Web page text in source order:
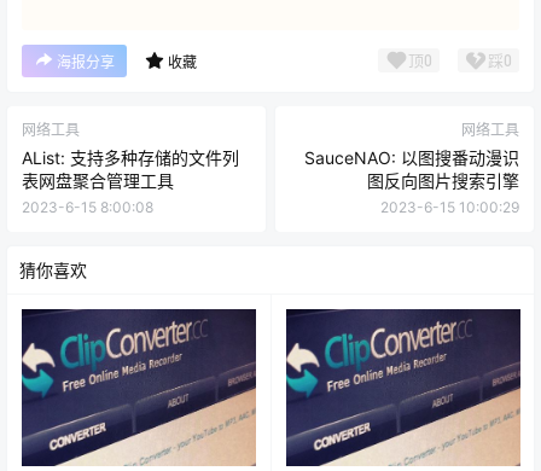
海报分享 收藏 顶0 踩0
网络工具
AList: 支持多种存储的文件列
表网盘聚合管理工具
2023-6-15 8:00:08
网络工具
SauceNAO: 以图搜番动漫识
图反向图片搜索引擎
2023-6-15 10:00:29
猜你喜欢